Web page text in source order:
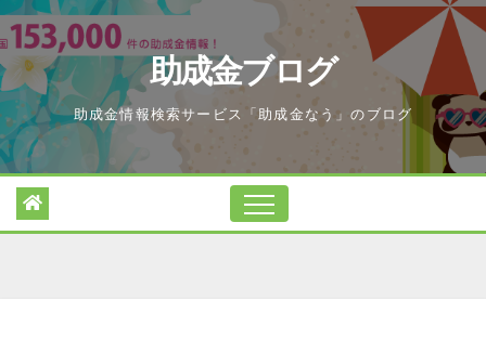
Skip
to
content
助成金ブログ
助成金情報検索サービス「助成金なう」のブログ